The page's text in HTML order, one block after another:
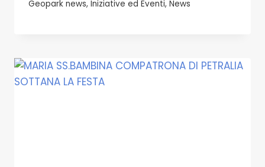
Geopark news, Iniziative ed Eventi, News